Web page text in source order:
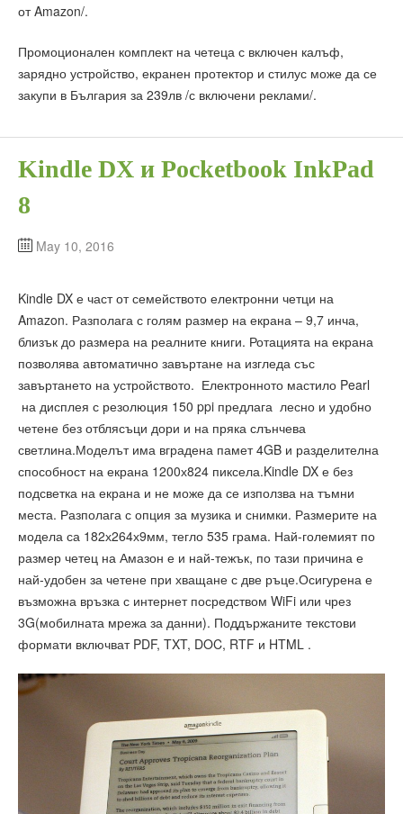
от Amazon/.
Промоционален комплект на четеца с включен калъф,
зарядно устройство, екранен протектор и стилус може да се
закупи в България за 239лв /с включени реклами/.
Kindle DX и Pocketbook InkPad
8
May 10, 2016
Kindle DX е част от семейството електронни четци на
Amazon. Разполага с голям размер на екрана – 9,7 инча,
близък до размера на реалните книги. Ротацията на екрана
позволява автоматично завъртане на изгледа със
завъртането на устройството. Електронното мастило Pearl
на дисплея с резолюция 150 ppi предлага лесно и удобно
четене без отблясъци дори и на пряка слънчева
светлина.Моделът има вградена памет 4GB и разделителна
способност на екрана 1200х824 пиксела.Kindle DX е без
подсветка на екрана и не може да се използва на тъмни
места. Разполага с опция за музика и снимки. Размерите на
модела са 182х264х9мм, тегло 535 грама. Най-големият по
размер четец на Амазон е и най-тежък, по тази причина е
най-удобен за четене при хващане с две ръце.Осигурена е
възможна връзка с интернет посредством WiFi или чрез
3G(мобилната мрежа за данни). Поддържаните текстови
формати включват PDF, TXT, DOC, RTF и HTML .